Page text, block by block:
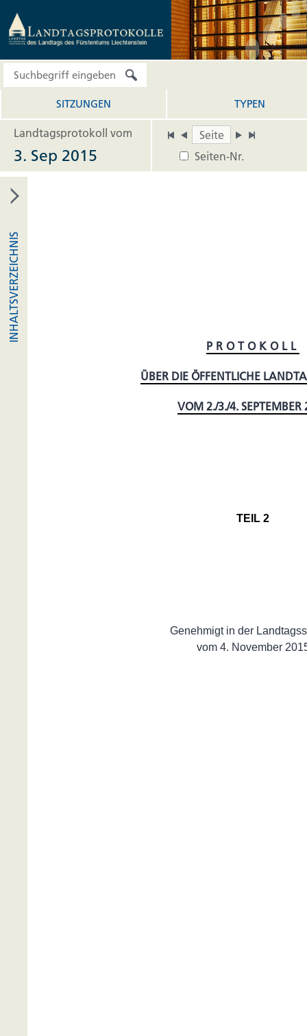
SITZUNGEN TYPEN
Landtagsprotokoll vom
Seiten-Nr.
3. Sep 2015
INHALTSVERZEICHNIS
PROTOKOLL
ÜBER DIE ÖFFENTLICHE
VOM 2./3./4. SEPTEMBER
TEIL 2
Genehmigt in der
vom 4. November